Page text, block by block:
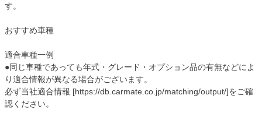
す。
おすすめ車種
適合車種一例
●同じ車種であっても年式・グレード・オプション品の有無などによ
り適合情報が異なる場合がございます。
必ず当社適合情報 [https://db.carmate.co.jp/matching/output/]をご確
認ください。